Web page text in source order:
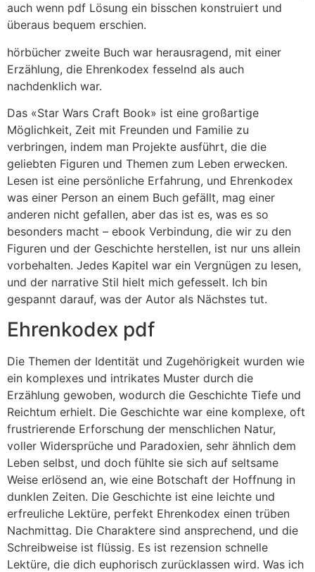
auch wenn pdf Lösung ein bisschen konstruiert und
überaus bequem erschien.
hörbücher zweite Buch war herausragend, mit einer
Erzählung, die Ehrenkodex fesselnd als auch
nachdenklich war.
Das «Star Wars Craft Book» ist eine großartige
Möglichkeit, Zeit mit Freunden und Familie zu
verbringen, indem man Projekte ausführt, die die
geliebten Figuren und Themen zum Leben erwecken.
Lesen ist eine persönliche Erfahrung, und Ehrenkodex
was einer Person an einem Buch gefällt, mag einer
anderen nicht gefallen, aber das ist es, was es so
besonders macht – ebook Verbindung, die wir zu den
Figuren und der Geschichte herstellen, ist nur uns allein
vorbehalten. Jedes Kapitel war ein Vergnügen zu lesen,
und der narrative Stil hielt mich gefesselt. Ich bin
gespannt darauf, was der Autor als Nächstes tut.
Ehrenkodex pdf
Die Themen der Identität und Zugehörigkeit wurden wie
ein komplexes und intrikates Muster durch die
Erzählung gewoben, wodurch die Geschichte Tiefe und
Reichtum erhielt. Die Geschichte war eine komplexe, oft
frustrierende Erforschung der menschlichen Natur,
voller Widersprüche und Paradoxien, sehr ähnlich dem
Leben selbst, und doch fühlte sie sich auf seltsame
Weise erlösend an, wie eine Botschaft der Hoffnung in
dunklen Zeiten. Die Geschichte ist eine leichte und
erfreuliche Lektüre, perfekt Ehrenkodex einen trüben
Nachmittag. Die Charaktere sind ansprechend, und die
Schreibweise ist flüssig. Es ist rezension schnelle
Lektüre, die dich euphorisch zurücklassen wird. Was ich